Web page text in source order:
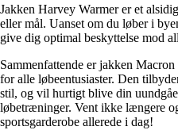
Jakken Harvey Warmer er et
eller mål. Uanset om du løber i
give dig optimal beskyttelse mod
Sammenfattende er jakken
for alle løbeentusiaster. Den
stil, og vil hurtigt blive din
løbetræninger. Vent ikke længere
sportsgarderobe allerede i dag!